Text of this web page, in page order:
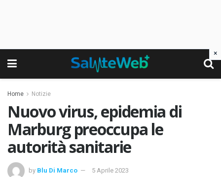
Home Notizie
Nuovo virus, epidemia di
Marburg preoccupa le
autorità sanitarie
by Blu Di Marco 5 Aprile 2023
×